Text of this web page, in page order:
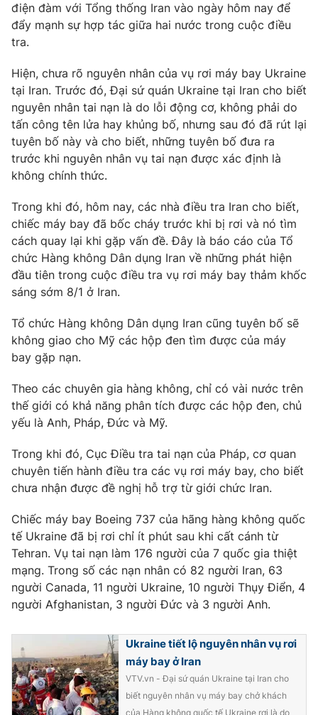
Tư vấn
Chuyên mục khác
Photo Infographic
Video Shorts video
VTV Money
VTV Sức khoẻ Bất động sản
Thị trường 24h Tấm lòng Việt
VTV9 VTV8
Liên hệ tòa soạn English
THỜI BÁO VTV
Theo dõi báo trên
Cơ quan chủ quản:Đài Truyền hình Việt Nam
Cơ quan báo chí: Thời báo VTV
Giấy phép hoạt động báo in và báo điện tử số 483/GP-BTTTT
Tổng Biên tập:
Vũ Thanh Thủy
Phó Tổng Biên tập:Nguyễn Thị Mỹ Hạnh, Phạm Quốc Thắng,
Nguyễn Trọng Ninh
Tổng đài VTV:024.38 355 931 - 024.38 355 932
điện đàm với Tổng thống Iran vào ngày hôm nay để
đẩy mạnh sự hợp tác giữa hai nước trong cuộc điều
tra.
Hiện, chưa rõ nguyên nhân của vụ rơi máy bay Ukraine
tại Iran. Trước đó, Đại sứ quán Ukraine tại Iran cho biết
nguyên nhân tai nạn là do lỗi động cơ, không phải do
tấn công tên lửa hay khủng bố, nhưng sau đó đã rút lại
tuyên bố này và cho biết, những tuyên bố đưa ra
trước khi nguyên nhân vụ tai nạn được xác định là
không chính thức.
Trong khi đó, hôm nay, các nhà điều tra Iran cho biết,
chiếc máy bay đã bốc cháy trước khi bị rơi và nó tìm
cách quay lại khi gặp vấn đề. Đây là báo cáo của Tổ
chức Hàng không Dân dụng Iran về những phát hiện
đầu tiên trong cuộc điều tra vụ rơi máy bay thảm khốc
sáng sớm 8/1 ở Iran.
Tổ chức Hàng không Dân dụng Iran cũng tuyên bố sẽ
không giao cho Mỹ các hộp đen tìm được của máy
bay gặp nạn.
Theo các chuyên gia hàng không, chỉ có vài nước trên
thế giới có khả năng phân tích được các hộp đen, chủ
yếu là Anh, Pháp, Đức và Mỹ.
Trong khi đó, Cục Điều tra tai nạn của Pháp, cơ quan
chuyên tiến hành điều tra các vụ rơi máy bay, cho biết
chưa nhận được đề nghị hỗ trợ từ giới chức Iran.
Chiếc máy bay Boeing 737 của hãng hàng không quốc
tế Ukraine đã bị rơi chỉ ít phút sau khi cất cánh từ
Tehran. Vụ tai nạn làm 176 người của 7 quốc gia thiệt
mạng. Trong số các nạn nhân có 82 người Iran, 63
người Canada, 11 người Ukraine, 10 người Thụy Điển, 4
người Afghanistan, 3 người Đức và 3 người Anh.
Ukraine tiết lộ nguyên nhân vụ rơi
máy bay ở Iran
VTV.vn - Đại sứ quán Ukraine tại Iran cho
biết nguyên nhân vụ máy bay chở khách
của Hàng không quốc tế Ukraine rơi là do